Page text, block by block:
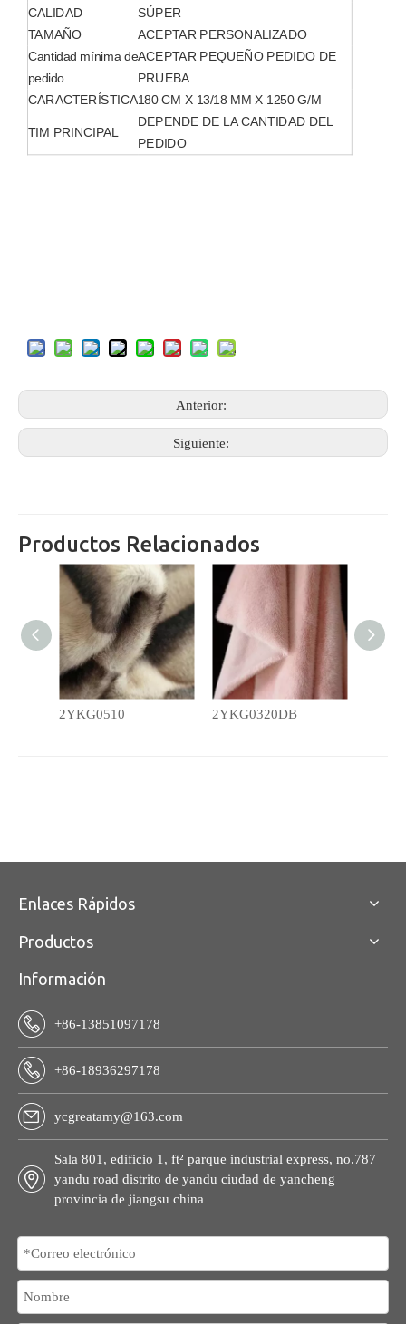
CALIDAD
SÚPER
TAMAÑO
ACEPTAR PERSONALIZADO
Cantidad mínima de
pedido
ACEPTAR PEQUEÑO PEDIDO DE
PRUEBA
CARACTERÍSTICA180 CM X 13/18 MM X 1250 G/M
TIM PRINCIPAL
DEPENDE DE LA CANTIDAD DEL
PEDIDO
Anterior:
Siguiente:
Productos Relacionados
2YKG0510 2YKG0320DB
Enlaces Rápidos
Productos
Información
+86-13851097178
+86-18936297178
ycgreatamy@163.com
Sala 801, edificio 1, ft² parque industrial express, no.787
yandu road distrito de yandu ciudad de yancheng
provincia de jiangsu china